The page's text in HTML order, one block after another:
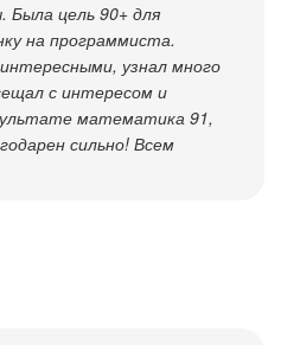
Была цель 90+ для
на программиста.
узнал много
с интересом и
математика 91,
сильно! Всем